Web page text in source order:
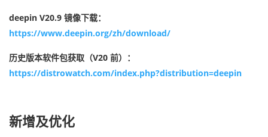
deepin V20.9 镜像下载：
https://www.deepin.org/zh/download/
历史版本软件包获取（V20 前）：
https://distrowatch.com/index.php?distribution=deepin
新增及优化